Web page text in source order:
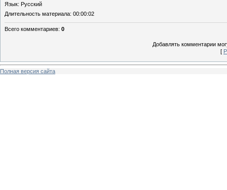
Язык: Русский
Длительность материала: 00:00:02
Всего комментариев: 0
Добавлять комментарии
[
Полная версия сайта